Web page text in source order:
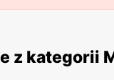
cenyoraz
z kategorii